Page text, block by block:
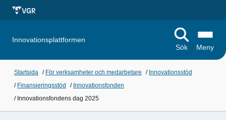
Innovationsplattformen
Sök
Meny
Startsida / För verksamheter och medarbetare / Innovationsstöd
/ Finansieringsstöd / Innovationsfonden
/ Innovationsfondens dag 2025